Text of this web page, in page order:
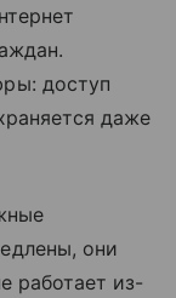
доступ
даже
они
работает из-